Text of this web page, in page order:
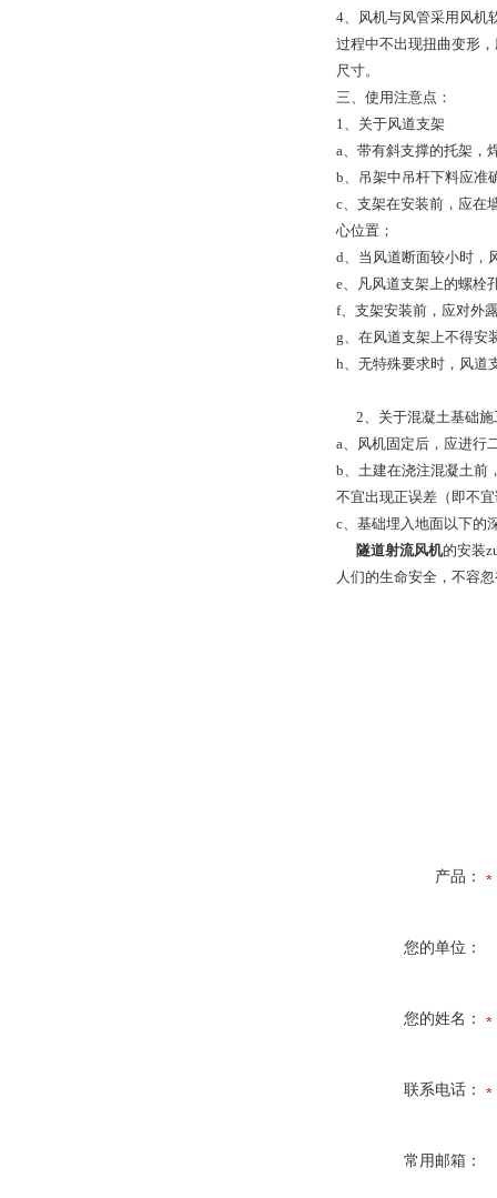
4、风机与风管采用风机
过程中不出现扭曲变形
尺寸。
三、 使用注意点：
1、关于风道支架
a、带有斜支撑的托架，
b、吊架中吊杆下料应准
c、支架在安装前，应在
心位置；
d、当风道断面较小时，
e、凡风道支架上的螺栓
f、支架安装前，应对外
g、在风道支架上不得安
h、无特殊要求时，风道
2、关于混凝土基础施
a、风机固定后，应进行
b、土建在浇注混凝土前
不宜出现正误差（即不
c、基础埋入地面以下的
隧道射流风机的安装
人们的生命安全，不容
产品：
您的单位：
您的姓名：
联系电话：
常用邮箱：